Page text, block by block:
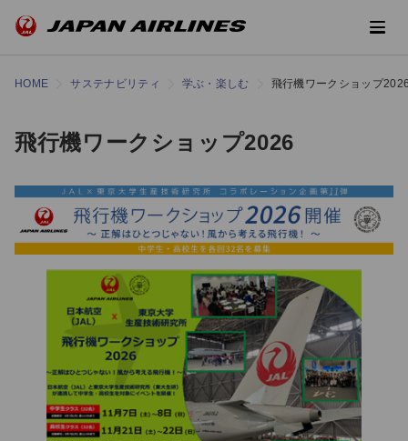
HOME サステナビリティ 学ぶ・楽しむ 飛行機ワークショップ
飛行機ワークショップ2026